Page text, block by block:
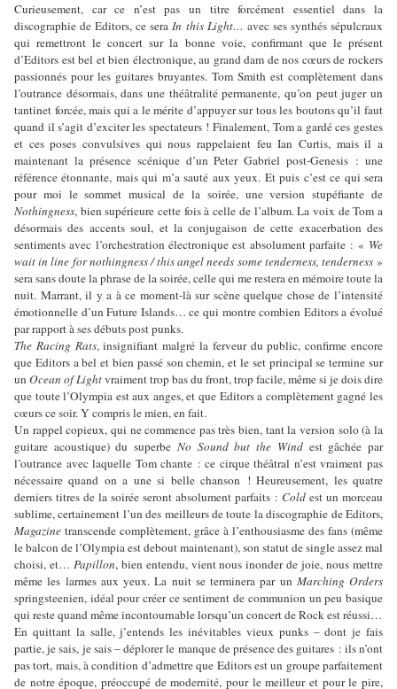
Curieusement, car ce n’est pas un titre forcément essentiel dans la
discographie de Editors, ce seraIn this Light… avec ses synthés sépulcraux
qui remettront le concert sur la bonne voie, confirmant que le présent
d’Editors est bel et bien électronique, au grand dam de nos cœurs de rockers
passionnés pour les guitares bruyantes. Tom Smith est complètement dans
l’outrance désormais, dans une théâtralité permanente, qu’on peut juger un
tantinet forcée, mais qui a le mérite d’appuyer sur tous les boutons qu’il faut
quand il s’agit d’exciter les spectateurs ! Finalement, Tom a gardé ces gestes
et ces poses convulsives qui nous rappelaient feu Ian Curtis, mais il a
maintenant la présence scénique d’un Peter Gabriel post-Genesis : une
référence étonnante, mais qui m’a sauté aux yeux. Et puis c’est ce qui sera
pour moi le sommet musical de la soirée, une version stupéfiante de
Nothingness, bien supérieure cette fois à celle de l’album. La voix de Tom a
désormais des accents soul, et la conjugaison de cette exacerbation des
sentiments avec l’orchestration électronique est absolument parfaite : « We
wait in line for nothingness / this angel needs some tenderness, tenderness »
sera sans doute la phrase de la soirée, celle qui me restera en mémoire toute la
nuit. Marrant, il y a à ce moment-là sur scène quelque chose de l’intensité
émotionnelle d’un Future Islands… ce qui montre combien Editors a évolué
par rapport à ses débuts post punks.
The Racing Rats, insignifiant malgré la ferveur du public, confirme encore
que Editors a bel et bien passé son chemin, et le set principal se termine sur
unOcean of Lightvraiment trop bas du front, trop facile, même si je dois dire
que toute l’Olympia est aux anges, et que Editors a complètement gagné les
cœurs ce soir. Y compris le mien, en fait.
Un rappel copieux, qui ne commence pas très bien, tant la version solo (à la
guitare acoustique) du superbe No Sound but the Windest gâchée par
l’outrance avec laquelle Tom chante : ce cirque théâtral n’est vraiment pas
nécessaire quand on a une si belle chanson ! Heureusement, les quatre
derniers titres de la soirée seront absolument parfaits : Cold est un morceau
sublime, certainement l’un des meilleurs de toute la discographie de Editors,
Magazine transcende complètement, grâce à l’enthousiasme des fans (même
le balcon de l’Olympia est debout maintenant), son statut de single assez mal
choisi, et… Papillon, bien entendu, vient nous inonder de joie, nous mettre
même les larmes aux yeux. La nuit se terminera par un Marching Orders
springsteenien, idéal pour créer ce sentiment de communion un peu basique
qui reste quand même incontournable lorsqu’un concert de Rock est réussi…
En quittant la salle, j’entends les inévitables vieux punks – dont je fais
partie, je sais, je sais – déplorer le manque de présence des guitares : ils n’ont
pas tort, mais, à condition d’admettre que Editors est un groupe parfaitement
de notre époque, préoccupé de modernité, pour le meilleur et pour le pire,